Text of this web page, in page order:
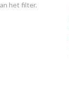
het filter.